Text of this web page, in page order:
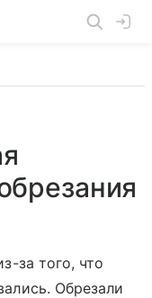
за того, что
Обрезали